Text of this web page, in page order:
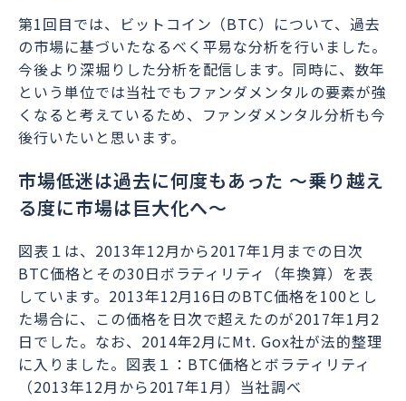
第1回目では、ビットコイン（BTC）について、過去
の市場に基づいたなるべく平易な分析を行いました。
今後より深堀りした分析を配信します。同時に、数年
という単位では当社でもファンダメンタルの要素が強
くなると考えているため、ファンダメンタル分析も今
後行いたいと思います。
市場低迷は過去に何度もあった ～乗り越え
る度に市場は巨大化へ～
図表１は、2013年12月から2017年1月までの日次
BTC価格とその30日ボラティリティ（年換算）を表
しています。2013年12月16日のBTC価格を100とし
た場合に、この価格を日次で超えたのが2017年1月2
日でした。なお、2014年2月にMt. Gox社が法的整理
に入りました。図表１：BTC価格とボラティリティ
（2013年12月から2017年1月） 当社調べ